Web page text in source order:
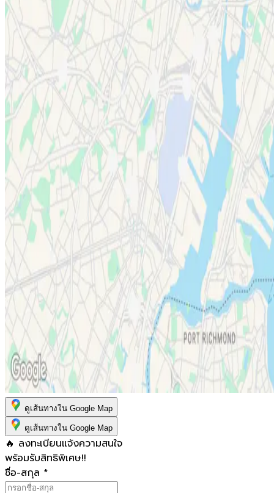
ดูเส้นทางใน Google Map
ดูเส้นทางใน Google Map
🔥 ลงทะเบียนแจ้งความสนใจ
พร้อมรับสิทธิพิเศษ!!
ชื่อ-สกุล *